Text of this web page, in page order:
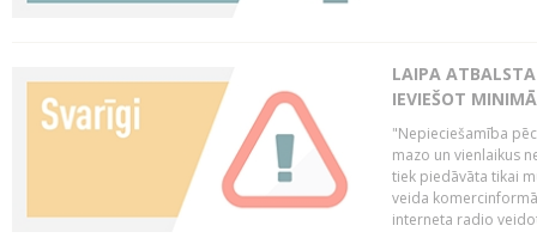
LAIPA
IEVIEŠOT
"Nepieciešamība
mazo un vienlaikus
tiek piedāvāta tikai
veida
interneta radio